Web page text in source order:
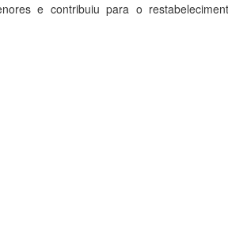
e contribuiu para o